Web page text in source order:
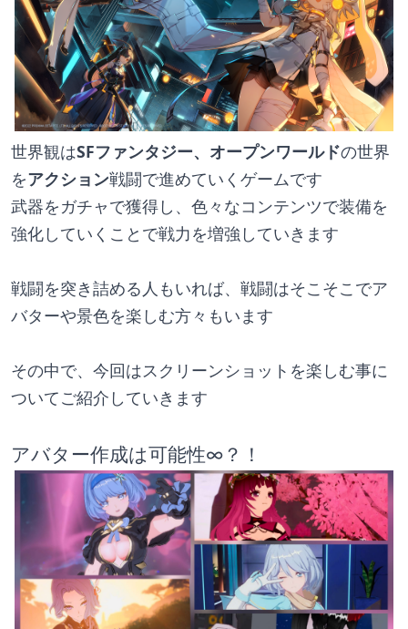
世界観はSFファンタジー、オープンワールドの世界
をアクション戦闘で進めていくゲームです
武器をガチャで獲得し、色々なコンテンツで装備を
強化していくことで戦力を増強していきます
戦闘を突き詰める人もいれば、戦闘はそこそこでア
バターや景色を楽しむ方々もいます
その中で、今回はスクリーンショットを楽しむ事に
ついてご紹介していきます
アバター作成は可能性∞？！